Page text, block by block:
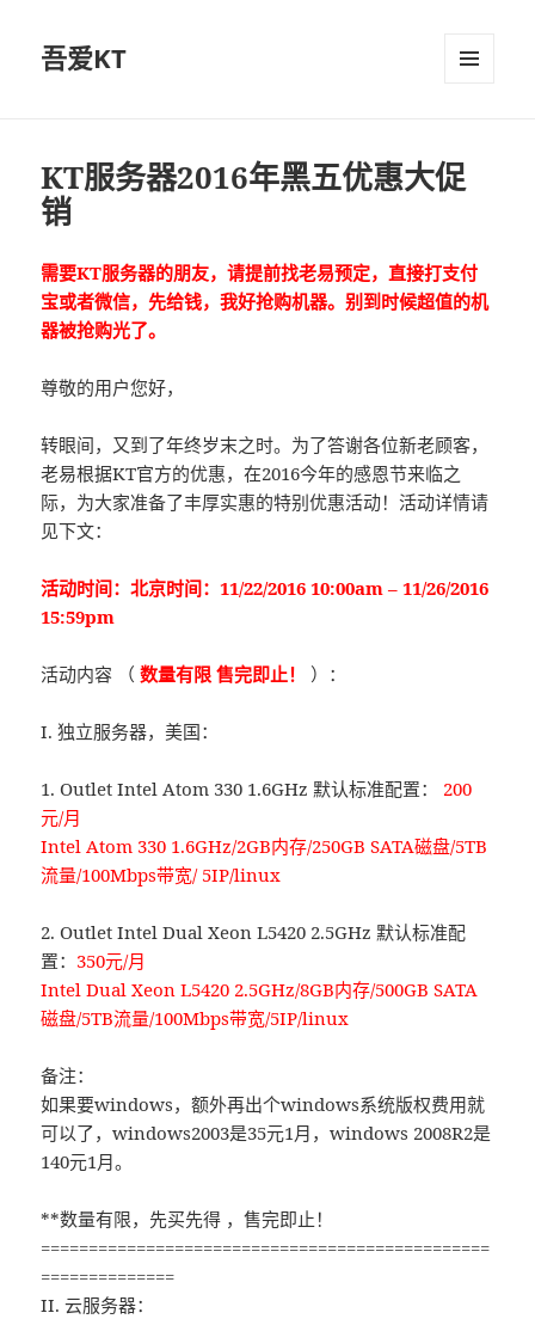
吾爱KT
KT服务器2016年黑五优惠大促
销
需要KT服务器的朋友，请提前找老易预定，直接打支付
宝或者微信，先给钱，我好抢购机器。别到时候超值的机
器被抢购光了。
尊敬的用户您好，
转眼间，又到了年终岁末之时。为了答谢各位新老顾客，
老易根据KT官方的优惠，在2016今年的感恩节来临之
际，为大家准备了丰厚实惠的特别优惠活动！活动详情请
见下文：
活动时间：北京时间：11/22/2016 10:00am – 11/26/2016
15:59pm
活动内容 （数量有限 售完即止！ ）：
I. 独立服务器，美国：
1. Outlet Intel Atom 330 1.6GHz 默认标准配置：
200
元/月
Intel Atom 330 1.6GHz/2GB内存/250GB SATA磁盘/5TB
流量/100Mbps带宽/ 5IP/linux
2. Outlet Intel Dual Xeon L5420 2.5GHz 默认标准配
置： 350元/月
Intel Dual Xeon L5420 2.5GHz/8GB内存/500GB SATA
磁盘/5TB流量/100Mbps带宽/5IP/linux
备注：
如果要windows，额外再出个windows系统版权费用就
可以了，windows2003是35元1月，windows 2008R2是
140元1月。
**数量有限，先买先得 ，售完即止！
===============================================
==============
II. 云服务器：